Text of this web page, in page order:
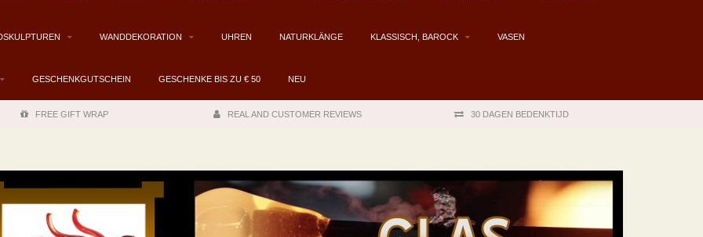
WANDDEKORATION UHREN NATURKLÄNGE KLASSISCH, BAROCK VASEN
GESCHENKGUTSCHEIN GESCHENKE BIS ZU € 50 NEU
FREE GIFT WRAP REAL AND CUSTOMER REVIEWS 30 DAGEN BEDENKTIJD